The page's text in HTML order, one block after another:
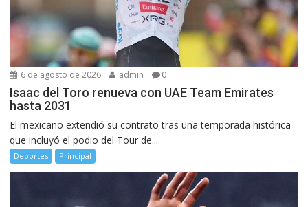
6 de agosto de 2026 admin 0
Isaac del Toro renueva con UAE Team Emirates
hasta 2031
El mexicano extendió su contrato tras una temporada histórica
que incluyó el podio del Tour de...
Deportes Principal